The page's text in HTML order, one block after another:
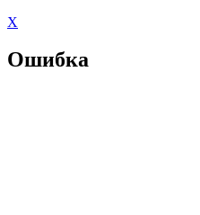
X
Ошибка